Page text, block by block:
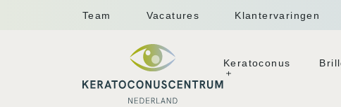
Team Vacatures Klantervaringen
Keratoconus